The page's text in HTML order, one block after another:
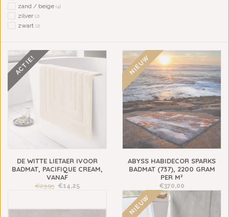
zand / beige (4)
zilver(2)
zwart (2)
ACTIE!
DE WITTE LIETAER IVOOR
BADMAT, PACIFIQUE CREAM,
VANAF
€23,95 €14,25
NIEUW
ABYSS HABIDECOR SPARKS
BADMAT (737), 2200 GRAM
PER M²
€370,00
NIEUW